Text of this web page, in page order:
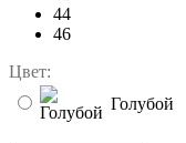
44
46
Цвет:
Голубой